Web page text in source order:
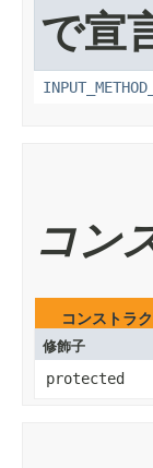
で宣
コン
コンストラ
修飾子
protected